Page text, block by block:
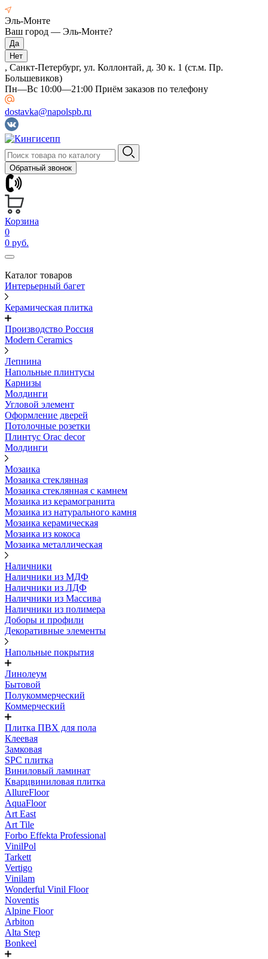
Эль-Монте
Ваш город — Эль-Монте?
, Санкт-Петербург, ул. Коллонтай, д. 30 к. 1 (ст.м. Пр.
Большевиков)
Пн—Вс 10:00—21:00 Приём заказов по телефону
dostavka@napolspb.ru
Обратный звонок
Корзина
0
0 руб.
Каталог товаров
Интерьерный багет
Керамическая плитка
Производство Россия
Modern Ceramics
Лепнина
Напольные плинтусы
Карнизы
Молдинги
Угловой элемент
Оформление дверей
Потолочные розетки
Плинтус Orac decor
Молдинги
Мозаика
Мозаика стеклянная
Мозаика стеклянная с камнем
Мозаика из керамогранита
Мозаика из натурального камня
Мозаика керамическая
Мозаика из кокоса
Мозаика металлическая
Наличники
Наличники из МДФ
Наличники из ЛДФ
Наличники из Массива
Наличники из полимера
Доборы и профили
Декоративные элементы
Напольные покрытия
Линолеум
Бытовой
Полукоммерческий
Коммерческий
Плитка ПВХ для пола
Клеевая
Замковая
SPC плитка
Виниловый ламинат
Кварцвиниловая плитка
AllureFloor
AquaFloor
Art East
Art Tile
Forbo Effekta Professional
VinilPol
Tarkett
Vertigo
Vinilam
Wonderful Vinil Floor
Noventis
Alpine Floor
Arbiton
Alta Step
Bonkeel